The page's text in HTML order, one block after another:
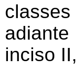
inciso